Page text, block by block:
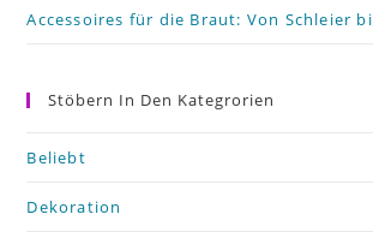
Accessoires für die Braut: Von Schleier
Stöbern In Den Kategrorien
Beliebt
Dekoration